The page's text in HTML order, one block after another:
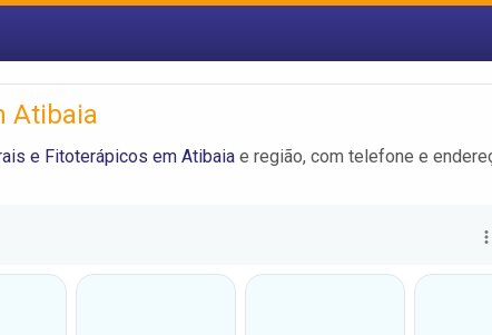
Atibaia
e Fitoterápicos em Atibaia e região, com telefone e